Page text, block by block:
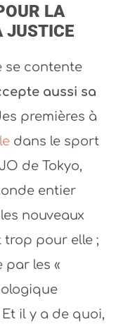
LA
JUSTICE
se contente
aussi sa
premières à
dans le sport
de Tokyo,
entier
nouveaux
trop pour elle ;
par les «
il y a de quoi,